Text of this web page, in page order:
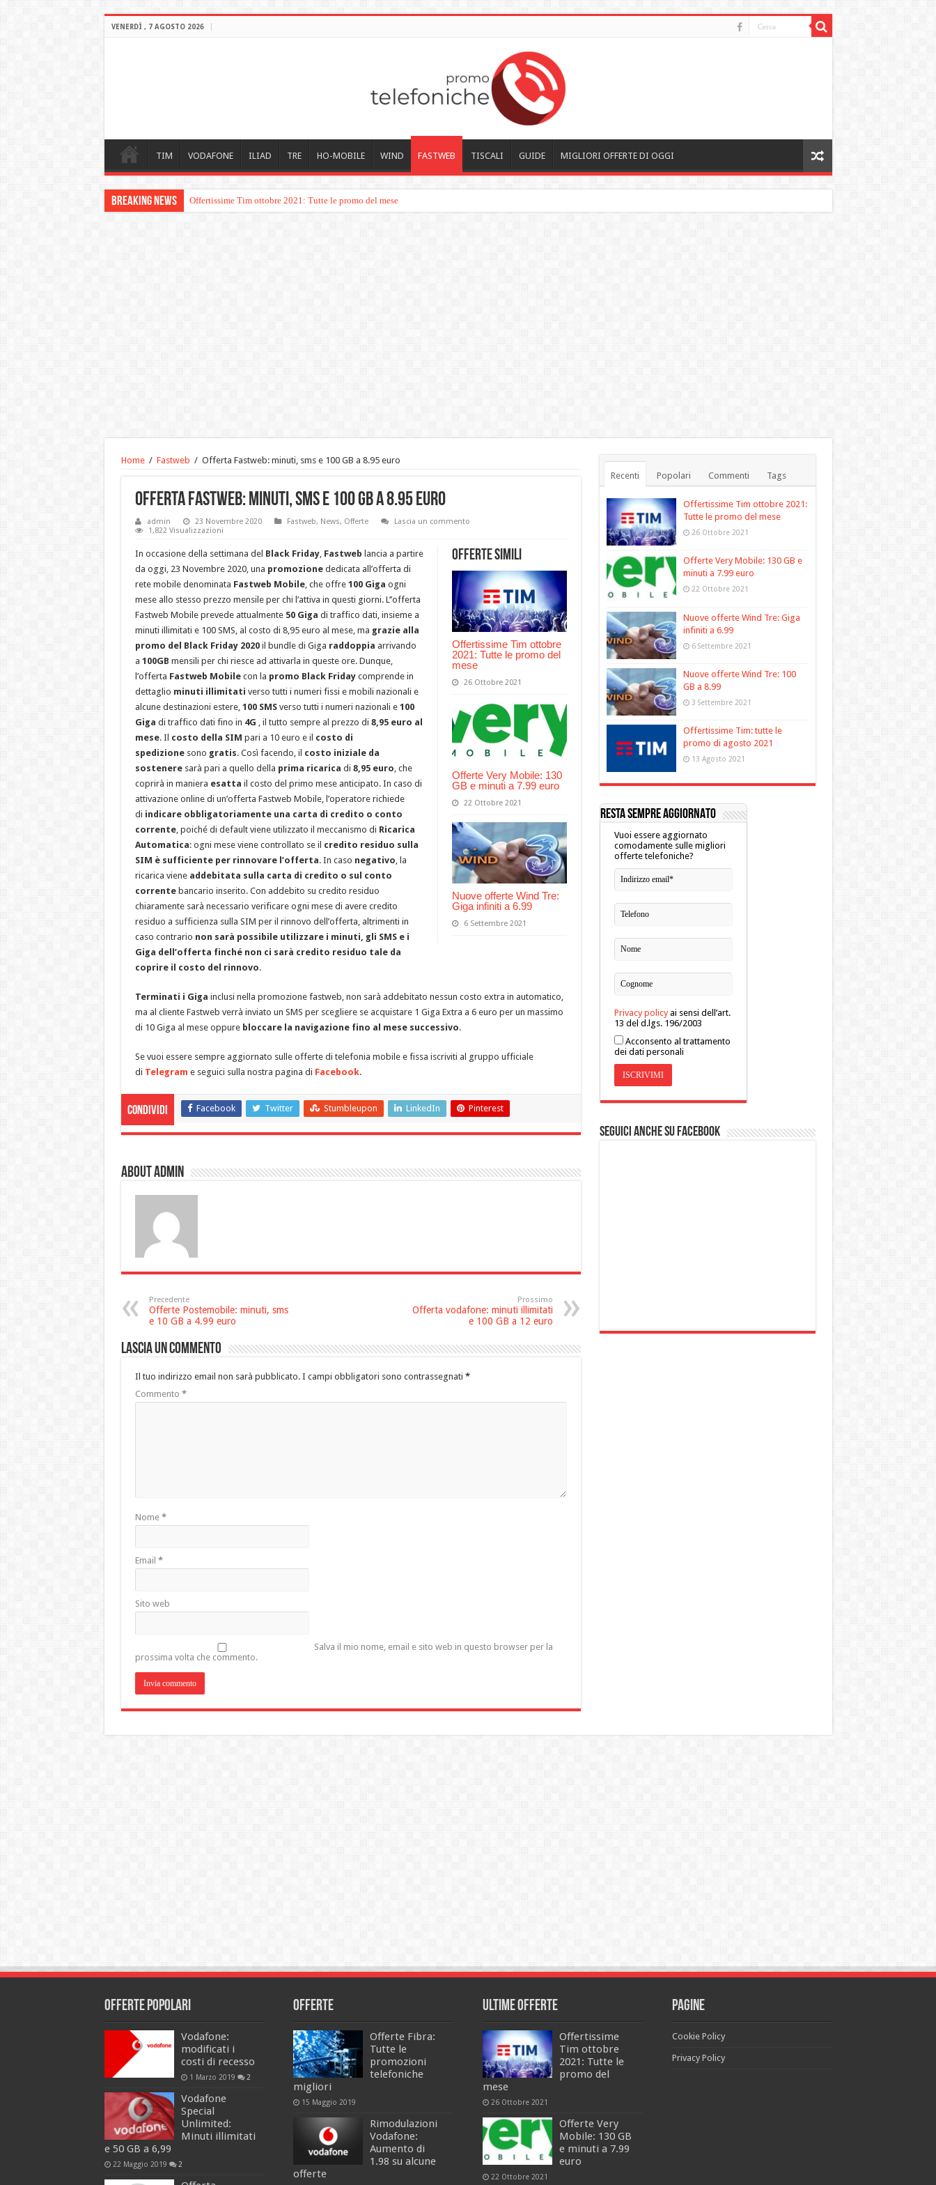
VENERDÌ , 7 AGOSTO 2026
TIM VODAFONE ILIAD TRE HO-MOBILE WIND FASTWEB TISCALI GUIDE MIGLIORI OFFERTE DI OGGI
Breaking News Offertissime Tim ottobre 2021: Tutte le promo del mese
Home / Fastweb / Offerta Fastweb: minuti, sms e 100 GB a 8.95 euro
Offerta Fastweb: minuti, sms e 100 GB a 8.95 euro
admin 23 Novembre 2020 Fastweb, News, Offerte
Lascia un commento
1,822 Visualizzazioni
Offerte simili
Offertissime Tim ottobre
2021: Tutte le promo del
mese
26 Ottobre 2021
Offerte Very Mobile: 130
GB e minuti a 7.99 euro
22 Ottobre 2021
Nuove offerte Wind Tre:
Giga infiniti a 6.99
6 Settembre 2021
In occasione della settimana del Black Friday, Fastweb lancia a partire
da oggi, 23 Novembre 2020, una promozionededicata all’offerta di
rete mobile denominata Fastweb Mobile, che offre 100 Giga ogni
mese allo stesso prezzo mensile per chi l’attiva in questi giorni. L’’offerta
Fastweb Mobile prevede attualmente 50 Giga di traffico dati, insieme a
minuti illimitati e 100 SMS, al costo di 8,95 euro al mese, ma grazie alla
promo del Black Friday 2020il bundle di Giga raddoppia arrivando
a 100GB mensili per chi riesce ad attivarla in queste ore. Dunque,
l’offerta Fastweb Mobilecon la promo Black Fridaycomprende in
dettaglio minuti illimitati verso tutti i numeri fissi e mobili nazionali e
alcune destinazioni estere,100 SMSverso tutti i numeri nazionali e 100
Giga di traffico dati fino in 4G , il tutto sempre al prezzo di 8,95 euro al
mese. Il costo della SIM pari a 10 euro e il costo di
spedizionesono gratis. Così facendo, il costo iniziale da
sosteneresarà pari a quello della prima ricarica di 8,95 euro, che
coprirà in maniera esatta il costo del primo mese anticipato. In caso di
attivazione online di un’offerta Fastweb Mobile, l’operatore richiede
di indicare obbligatoriamente una carta di credito o conto
corrente, poiché di default viene utilizzato il meccanismo di Ricarica
Automatica: ogni mese viene controllato se il credito residuo sulla
SIM è sufficiente per rinnovare l’offerta. In caso negativo, la
ricarica viene addebitata sulla carta di credito o sul conto
correntebancario inserito. Con addebito su credito residuo
chiaramente sarà necessario verificare ogni mese di avere credito
residuo a sufficienza sulla SIM per il rinnovo dell’offerta, altrimenti in
caso contrario non sarà possibile utilizzare i minuti, gli SMS e i
Giga dell’offerta finché non ci sarà credito residuo tale da
coprire il costo del rinnovo.
Terminati i Giga inclusi nella promozione fastweb, non sarà addebitato nessun costo extra in automatico,
ma al cliente Fastweb verrà inviato un SMS per scegliere se acquistare 1 Giga Extra a 6 euro per un massimo
di 10 Giga al mese oppure bloccare la navigazione fino al mese successivo.
Se vuoi essere sempre aggiornato sulle offerte di telefonia mobile e fissa iscriviti al gruppo ufficiale
di Telegram e seguici sulla nostra pagina di Facebook.
Condividi Facebook Twitter Stumbleupon LinkedIn Pinterest
About admin
Precedente
Offerte Postemobile: minuti, sms
e 10 GB a 4.99 euro
Prossimo
Offerta vodafone: minuti illimitati
e 100 GB a 12 euro
Lascia un commento
Il tuo indirizzo email non sarà pubblicato. I campi obbligatori sono contrassegnati *
Commento *
Nome *
Email *
Sito web
Salva il mio nome, email e sito web in questo browser per la
prossima volta che commento.
Recenti Popolari Commenti Tags
Offertissime Tim ottobre 2021:
Tutte le promo del mese
26 Ottobre 2021
Offerte Very Mobile: 130 GB e
minuti a 7.99 euro
22 Ottobre 2021
Nuove offerte Wind Tre: Giga
infiniti a 6.99
6 Settembre 2021
Nuove offerte Wind Tre: 100
GB a 8.99
3 Settembre 2021
Offertissime Tim: tutte le
promo di agosto 2021
13 Agosto 2021
RESTA SEMPRE AGGIORNATO
Vuoi essere aggiornato
comodamente sulle migliori
offerte telefoniche?
Privacy policyai sensi dell’art.
13 del d.lgs. 196/2003
Acconsento al trattamento
dei dati personali
Seguici anche su Facebook
Offerte popolari
Vodafone:
modificati i
costi di recesso
1 Marzo 2019 2
Vodafone
Special
Unlimited:
Minuti illimitati
e 50 GB a 6,99
22 Maggio 2019 2
Offerte
Offerte Fibra:
Tutte le
promozioni
telefoniche
migliori
15 Maggio 2019
Rimodulazioni
Vodafone:
Aumento di
1.98 su alcune
offerte
Ultime offerte
Offertissime
Tim ottobre
2021: Tutte le
promo del
mese
26 Ottobre 2021
Offerte Very
Mobile: 130 GB
e minuti a 7.99
euro
22 Ottobre 2021
Pagine
Cookie Policy
Privacy Policy